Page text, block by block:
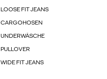
LOOSE FIT JEANS
CARGOHOSEN
UNDERWÄSCHE
PULLOVER
WIDE FIT JEANS